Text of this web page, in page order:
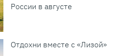
России в августе
Отдохни вместе с «Лизой»